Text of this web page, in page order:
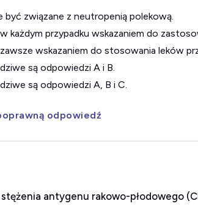
być związane z neutropenią polekową.
każdym przypadku wskazaniem do
wskazaniem do stosowania leków
są odpowiedzi A i B.
są odpowiedzi A, B i C.
odpowiedź
stężenia antygenu rakowo-płodowego